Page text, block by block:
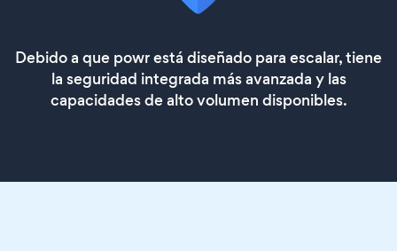
Debido a que powr está diseñado para escalar, tiene
la seguridad integrada más avanzada y las
capacidades de alto volumen disponibles.